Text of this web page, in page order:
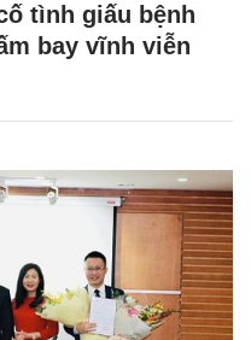
tình giấu bệnh
bay vĩnh viễn